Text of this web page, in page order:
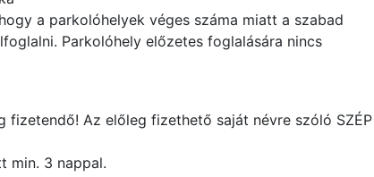
a parkolóhelyek véges száma miatt a szabad
Parkolóhely előzetes foglalására nincs
fizetendő! Az előleg fizethető saját névre szóló SZÉP
min. 3 nappal.